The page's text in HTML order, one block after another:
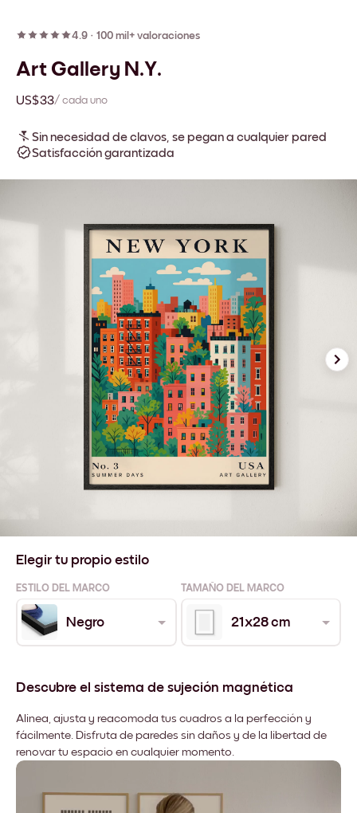
4.9 · 100 mil+ valoraciones
Art Gallery N.Y.
US$33/ cada uno
Sin necesidad de clavos, se pegan a cualquier pared
Satisfacción garantizada
Elegir tu propio estilo
ESTILO DEL MARCO TAMAÑO DEL MARCO
Negro 21x28 cm
Descubre el sistema de sujeción magnética
Alinea, ajusta y reacomoda tus cuadros a la perfección y
fácilmente. Disfruta de paredes sin daños y de la libertad de
renovar tu espacio en cualquier momento.